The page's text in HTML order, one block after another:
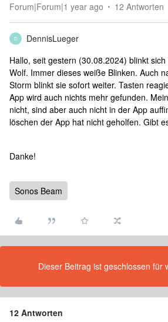
Forum|Forum|1 year ago 12 Antworten
D
DennisLueger
Hallo, seit gestern (30.08.2024) blinkt
Wolf. Immer dieses weiße Blinken. Auch
Storm blinkt sie sofort weiter. Tasten
App wird auch nichts mehr gefunden.
nicht, sind aber auch nicht in der App
löschen der App hat nicht geholfen. Gibt
Danke!
Sonos Beam
Dieser Beitrag ist geschlossen für
12 Antworten